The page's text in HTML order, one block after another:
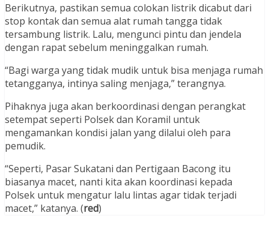
Berikutnya, pastikan semua colokan listrik dicabut dari
stop kontak dan semua alat rumah tangga tidak
tersambung listrik. Lalu, mengunci pintu dan jendela
dengan rapat sebelum meninggalkan rumah.
“Bagi warga yang tidak mudik untuk bisa menjaga rumah
tetangganya, intinya saling menjaga,” terangnya.
Pihaknya juga akan berkoordinasi dengan perangkat
setempat seperti Polsek dan Koramil untuk
mengamankan kondisi jalan yang dilalui oleh para
pemudik.
“Seperti, Pasar Sukatani dan Pertigaan Bacong itu
biasanya macet, nanti kita akan koordinasi kepada
Polsek untuk mengatur lalu lintas agar tidak terjadi
macet,” katanya. (red)